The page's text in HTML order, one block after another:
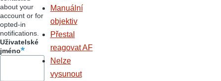
about your
account or for
opted-in
notifications.
Uživatelské
jméno
Manuální
objektiv
Přestal
reagovat AF
Nelze
vysunout